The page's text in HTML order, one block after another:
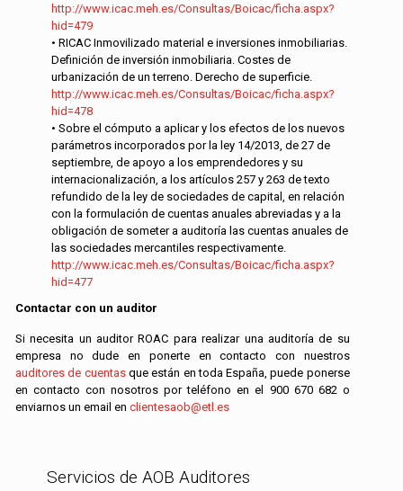
http://www.icac.meh.es/Consultas/Boicac/ficha.aspx?
hid=479
• RICAC Inmovilizado material e inversiones inmobiliarias.
Definición de inversión inmobiliaria. Costes de
urbanización de un terreno. Derecho de superficie.
http://www.icac.meh.es/Consultas/Boicac/ficha.aspx?
hid=478
• Sobre el cómputo a aplicar y los efectos de los nuevos
parámetros incorporados por la ley 14/2013, de 27 de
septiembre, de apoyo a los emprendedores y su
internacionalización, a los artículos 257 y 263 de texto
refundido de la ley de sociedades de capital, en relación
con la formulación de cuentas anuales abreviadas y a la
obligación de someter a auditoría las cuentas anuales de
las sociedades mercantiles respectivamente.
http://www.icac.meh.es/Consultas/Boicac/ficha.aspx?
hid=477
Contactar con un auditor
Si necesita un auditor ROAC para realizar una auditoría de su
empresa no dude en ponerte en contacto con nuestros
auditores de cuentasque están en toda España, puede ponerse
en contacto con nosotros por teléfono en el 900 670 682o
enviarnos un email en clientesaob@etl.es
Servicios de AOB Auditores